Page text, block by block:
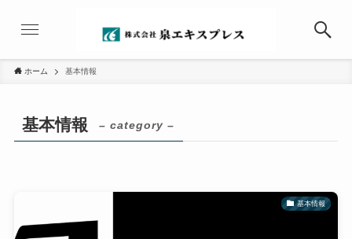
ホーム 基本情報
基本情報 – category –
基本情報